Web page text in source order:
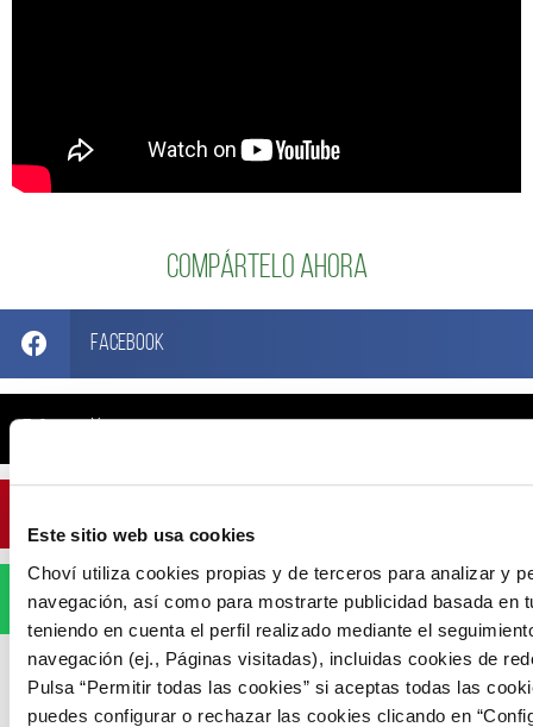
Este sitio web usa cookies
Choví utiliza cookies propias y de terceros para analizar y
navegación, así como para mostrarte publicidad basada en
teniendo en cuenta el perfil realizado mediante el
navegación (ej., Páginas visitadas), incluidas cookies de
Pulsa “Permitir todas las cookies” si aceptas todas las
puedes configurar o rechazar las cookies clicando en
Compártelo ahora
Facebook
WhatsApp